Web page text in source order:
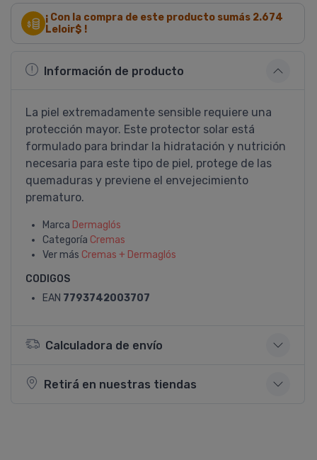
¡ Con la compra de este producto sumás 2.674
Leloir$ !
Información de producto
La piel extremadamente sensible requiere una
protección mayor. Este protector solar está
formulado para brindar la hidratación y nutrición
necesaria para este tipo de piel, protege de las
quemaduras y previene el envejecimiento
prematuro.
Marca Dermaglós
Categoría Cremas
Ver más Cremas + Dermaglós
CODIGOS
EAN 7793742003707
Calculadora de envío
Retirá en nuestras tiendas